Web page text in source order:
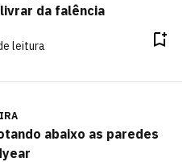
da falência
leitura
abaixo as paredes